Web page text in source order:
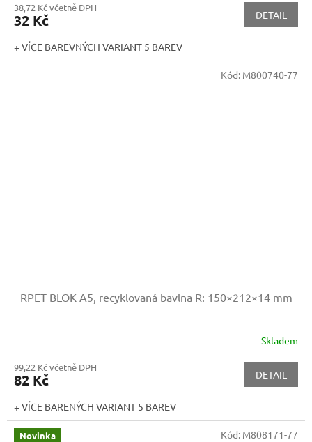
38,72 Kč včetně DPH
32 Kč DETAIL
+ VÍCE BAREVNÝCH VARIANT 5 BAREV
RPET BLOK A5, recyklovaná bavlna R: 150×212×14 mm
Skladem
99,22 Kč včetně DPH
82 Kč DETAIL
+ VÍCE BARENÝCH VARIANT 5 BAREV
Kód: M800740-77
Novinka
Kód: M808171-77